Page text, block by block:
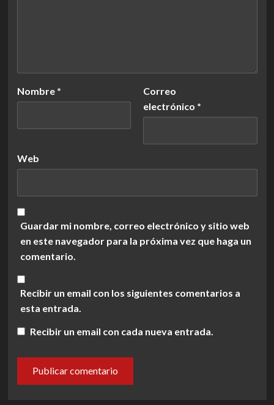
Nombre *
Correo
electrónico *
Web
Guardar mi nombre, correo electrónico y sitio web
en este navegador para la próxima vez que haga un
comentario.
Recibir un email con los siguientes comentarios a
esta entrada.
Recibir un email con cada nueva entrada.